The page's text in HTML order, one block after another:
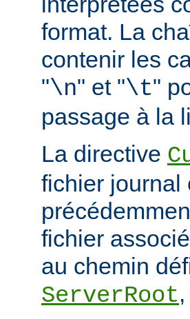
format. La
contenir les
"\n" et "\t"
passage à la
La directive
fichier journal
fichier
au chemin
ServerRoot